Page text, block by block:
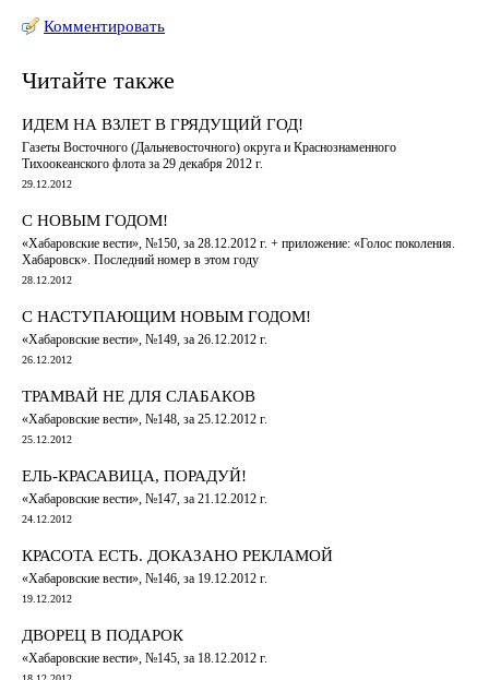
Комментировать
Читайте также
ИДЕМ НА ВЗЛЕТ В ГРЯДУЩИЙ ГОД!
Газеты Восточного (Дальневосточного) округа и Краснознаменного
Тихоокеанского флота за 29 декабря 2012 г.
29.12.2012
С НОВЫМ ГОДОМ!
«Хабаровские вести», №150, за 28.12.2012 г. + приложение: «Голос поколения.
Хабаровск». Последний номер в этом году
28.12.2012
С НАСТУПАЮЩИМ НОВЫМ ГОДОМ!
«Хабаровские вести», №149, за 26.12.2012 г.
26.12.2012
ТРАМВАЙ НЕ ДЛЯ СЛАБАКОВ
«Хабаровские вести», №148, за 25.12.2012 г.
25.12.2012
ЕЛЬ-КРАСАВИЦА, ПОРАДУЙ!
«Хабаровские вести», №147, за 21.12.2012 г.
24.12.2012
КРАСОТА ЕСТЬ. ДОКАЗАНО РЕКЛАМОЙ
«Хабаровские вести», №146, за 19.12.2012 г.
19.12.2012
ДВОРЕЦ В ПОДАРОК
«Хабаровские вести», №145, за 18.12.2012 г.